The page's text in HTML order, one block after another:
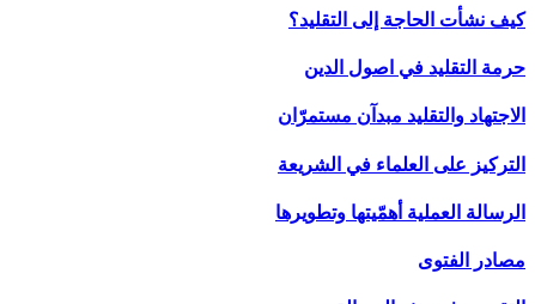
كيف نشأت الحاجة إلى التقليد؟
حرمة التقليد في اصول الدين
الاجتهاد والتقليد مبدآن مستمرّان
التركيز على العلماء في الشريعة
الرسالة العملية أهمّيتها وتطويرها
مصادر الفتوى